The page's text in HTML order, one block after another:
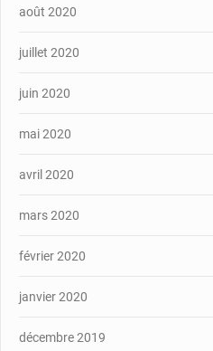
août 2020
juillet 2020
juin 2020
mai 2020
avril 2020
mars 2020
février 2020
janvier 2020
décembre 2019